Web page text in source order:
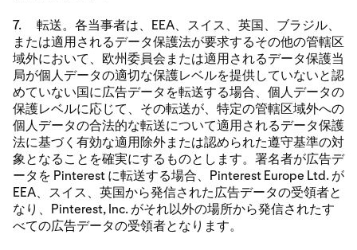
7. 転送。各当事者は、EEA、スイス、英国、ブラジル、
または適用されるデータ保護法が要求するその他の管轄区
域外において、欧州委員会または適用されるデータ保護当
局が個人データの適切な保護レベルを提供していないと認
めていない国に広告データを転送する場合、個人データの
保護レベルに応じて、その転送が、特定の管轄区域外への
個人データの合法的な転送について適用されるデータ保護
法に基づく有効な適用除外または認められた遵守基準の対
象となることを確実にするものとします。署名者が広告デ
ータを Pinterest に転送する場合、Pinterest Europe Ltd. が
EEA、スイス、英国から発信された広告データの受領者と
なり、Pinterest, Inc. がそれ以外の場所から発信されたす
べての広告データの受領者となります。